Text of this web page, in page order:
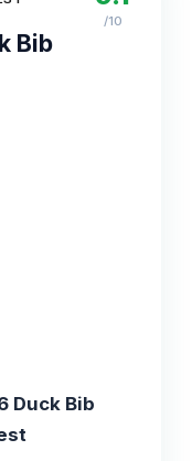
Bib
/10
Duck Bib